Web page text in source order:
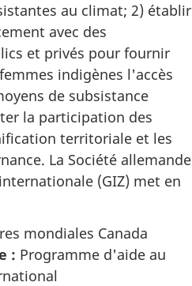
au climat; 2) établir
avec des
et privés pour fournir
indigènes l'accès
de subsistance
la participation des
territoriale et les
La Société allemande
(GIZ) met en
mondiales Canada
: Programme d'aide au